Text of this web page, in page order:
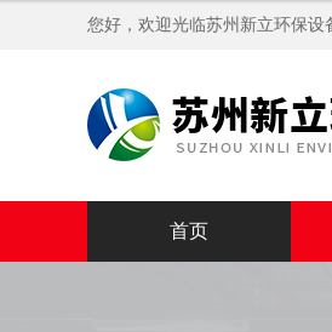
您好，欢迎光临苏州新立环保设
首页